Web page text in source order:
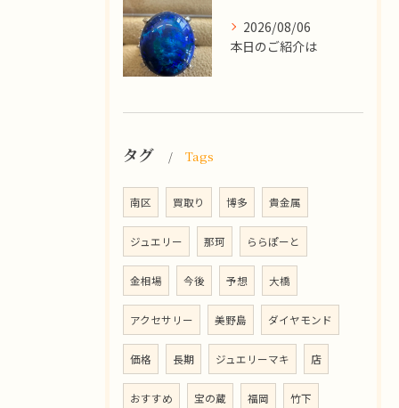
2026/08/06
本日のご紹介は
タグ Tags
南区 買取り 博多 貴金属
ジュエリー 那珂 ららぽーと
金相場 今後 予想 大橋
アクセサリー 美野島 ダイヤモンド
価格 長期 ジュエリーマキ 店
おすすめ 宝の蔵 福岡 竹下